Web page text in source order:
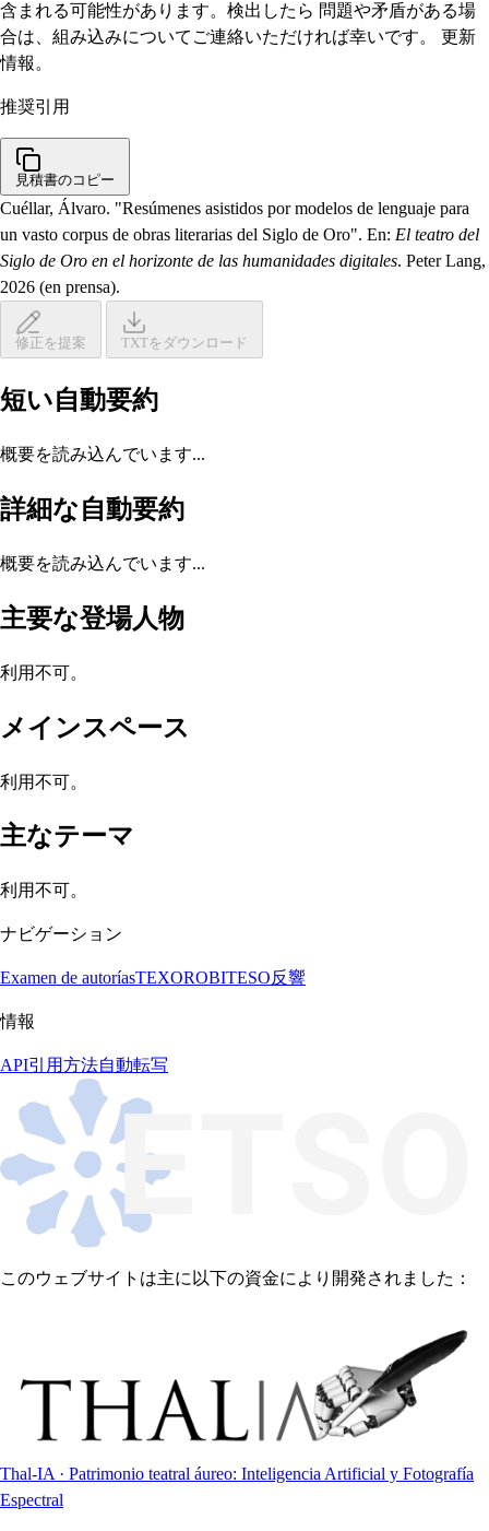
含まれる可能性があります。検出したら 問題や矛盾がある場
合は、組み込みについてご連絡いただければ幸いです。 更新
情報。
推奨引用
見積書のコピー
Cuéllar, Álvaro. "Resúmenes asistidos por modelos de lenguaje para
un vasto corpus de obras literarias del Siglo de Oro". En: El teatro del
Siglo de Oro en el horizonte de las humanidades digitales. Peter Lang,
2026 (en prensa).
修正を提案 TXTをダウンロード
短い自動要約
概要を読み込んでいます...
詳細な自動要約
概要を読み込んでいます...
主要な登場人物
利用不可。
メインスペース
利用不可。
主なテーマ
利用不可。
ナビゲーション
Examen de autoríasTEXOROBITESO反響
情報
API引用方法自動転写
このウェブサイトは主に以下の資金により開発されました：
Thal-IA · Patrimonio teatral áureo: Inteligencia Artificial y Fotografía
Espectral